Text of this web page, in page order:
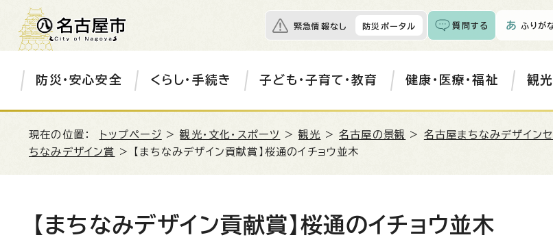
緊急情報なし 防災ポータル 質問する ふりが
防災・安心安全 くらし・手続き 子ども・子育て・教育 健康・医療・福祉 観光
現在の位置： トップページ >観光・文化・スポーツ >観光 >名古屋の景観 > 名古屋まちなみデザインセ
ちなみデザイン賞 > 【まちなみデザイン貢献賞】桜通のイチョウ並木
【まちなみデザイン貢献賞】桜通のイチョウ並木